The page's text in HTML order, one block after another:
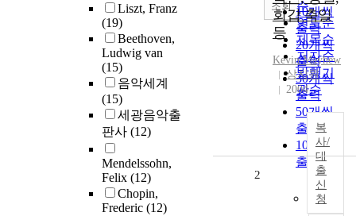
Liszt, Franz
(19)
Beethoven,
Ludwig van
(15)
음악세계
(15)
세광음악출
판사 (12)
Mendelssohn,
Felix (12)
Chopin,
Frederic (12)
순
연도순
제목순
저자순
발행기
관순
10개씩
출력
20개씩
출력
30개씩
출력
50개씩
출력
100개씩
출력
조회
회갑 축일
등
Kevin Mayhew
상지원
2004
복
사/
대
출
신
청
2